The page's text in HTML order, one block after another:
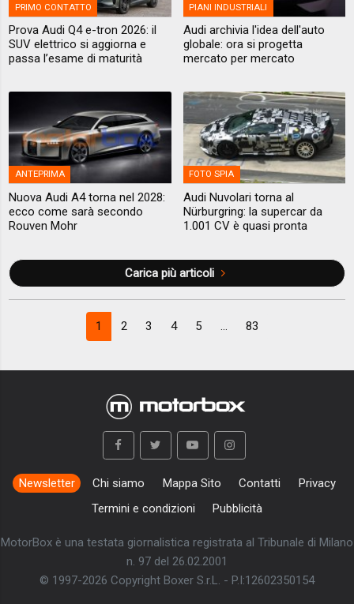
PRIMO CONTATTO
Prova Audi Q4 e-tron 2026: il
SUV elettrico si aggiorna e
passa l’esame di maturità
PIANI INDUSTRIALI
Audi archivia l'idea dell'auto
globale: ora si progetta
mercato per mercato
ANTEPRIMA
Nuova Audi A4 torna nel 2028:
ecco come sarà secondo
Rouven Mohr
FOTO SPIA
Audi Nuvolari torna al
Nürburgring: la supercar da
1.001 CV è quasi pronta
Carica più articoli
1 2 3 4 5 ... 83
Newsletter Chi siamo Mappa Sito Contatti
Privacy
Termini e condizioni
Pubblicità
MotorBox è una testata giornalistica registrata al Tribunale di Milano
n. 97 del 26.02.2001
© 1997-2026 Copyright Boxer S.r.L. - P.I:12602350154